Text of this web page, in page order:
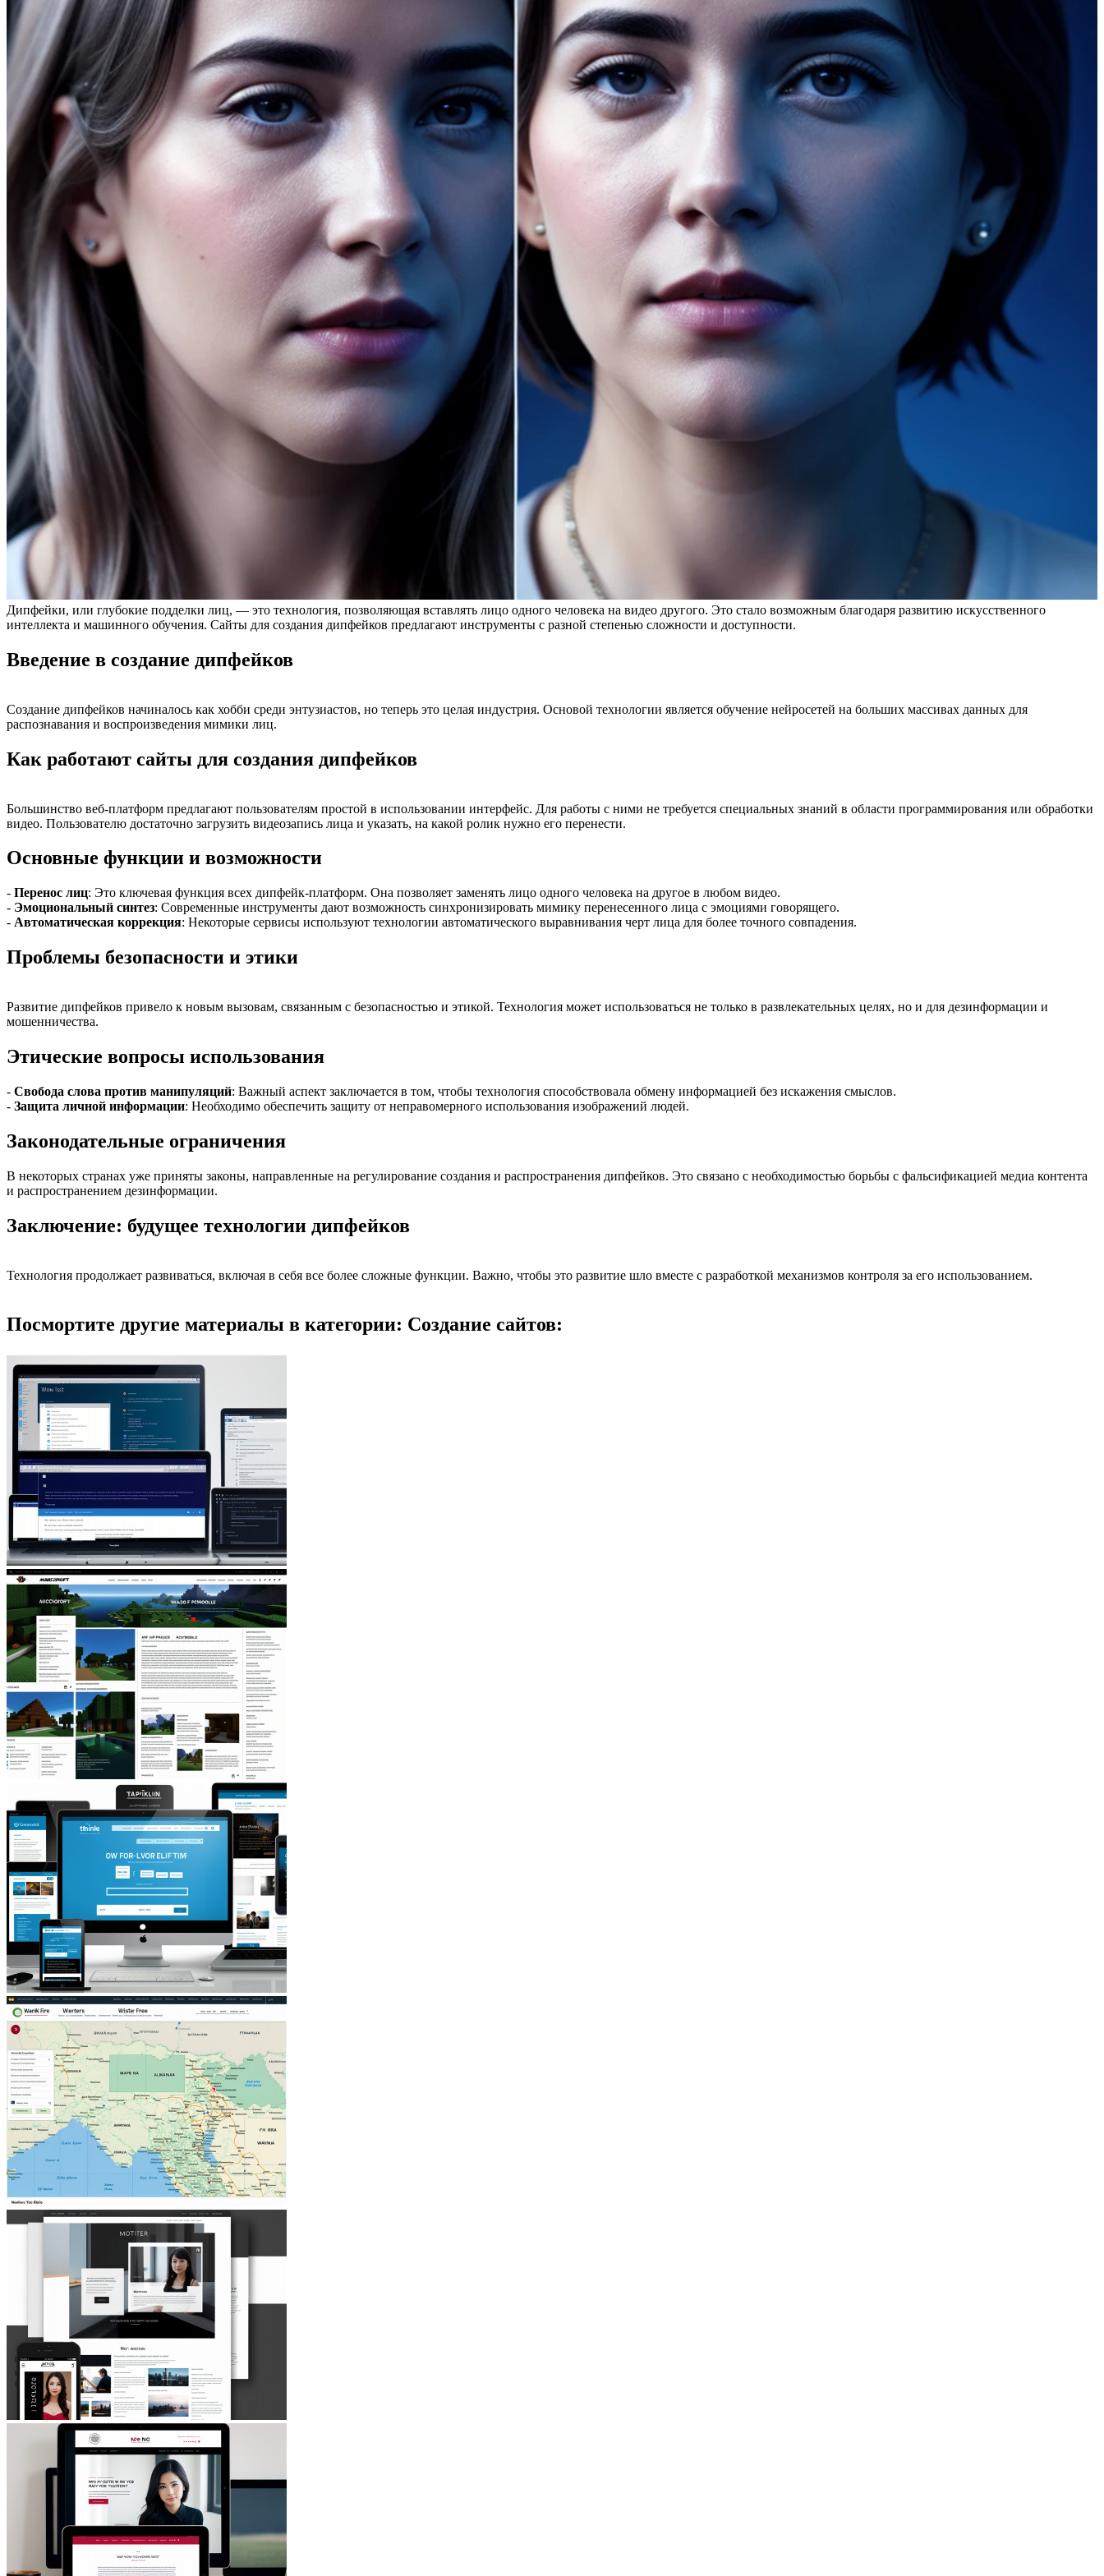
Дипфейки, или глубокие подделки лиц, — это технология, позволяющая вставлять лицо одного человека на видео другого. Это стало возможным благодаря развитию искусственного
интеллекта и машинного обучения. Сайты для создания дипфейков предлагают инструменты с разной степенью сложности и доступности.
Введение в создание дипфейков
Создание дипфейков начиналось как хобби среди энтузиастов, но теперь это целая индустрия. Основой технологии является обучение нейросетей на больших массивах данных для
распознавания и воспроизведения мимики лиц.
Как работают сайты для создания дипфейков
Большинство веб-платформ предлагают пользователям простой в использовании интерфейс. Для работы с ними не требуется специальных знаний в области программирования или обработки
видео. Пользователю достаточно загрузить видеозапись лица и указать, на какой ролик нужно его перенести.
Основные функции и возможности
- Перенос лиц: Это ключевая функция всех дипфейк-платформ. Она позволяет заменять лицо одного человека на другое в любом видео.
- Эмоциональный синтез: Современные инструменты дают возможность синхронизировать мимику перенесенного лица с эмоциями говорящего.
- Автоматическая коррекция: Некоторые сервисы используют технологии автоматического выравнивания черт лица для более точного совпадения.
Проблемы безопасности и этики
Развитие дипфейков привело к новым вызовам, связанным с безопасностью и этикой. Технология может использоваться не только в развлекательных целях, но и для дезинформации и
мошенничества.
Этические вопросы использования
- Свобода слова против манипуляций: Важный аспект заключается в том, чтобы технология способствовала обмену информацией без искажения смыслов.
- Защита личной информации: Необходимо обеспечить защиту от неправомерного использования изображений людей.
Законодательные ограничения
В некоторых странах уже приняты законы, направленные на регулирование создания и распространения дипфейков. Это связано с необходимостью борьбы с фальсификацией медиа контента
и распространением дезинформации.
Заключение: будущее технологии дипфейков
Технология продолжает развиваться, включая в себя все более сложные функции. Важно, чтобы это развитие шло вместе с разработкой механизмов контроля за его использованием.
Посмортите другие материалы в категории: Создание сайтов: